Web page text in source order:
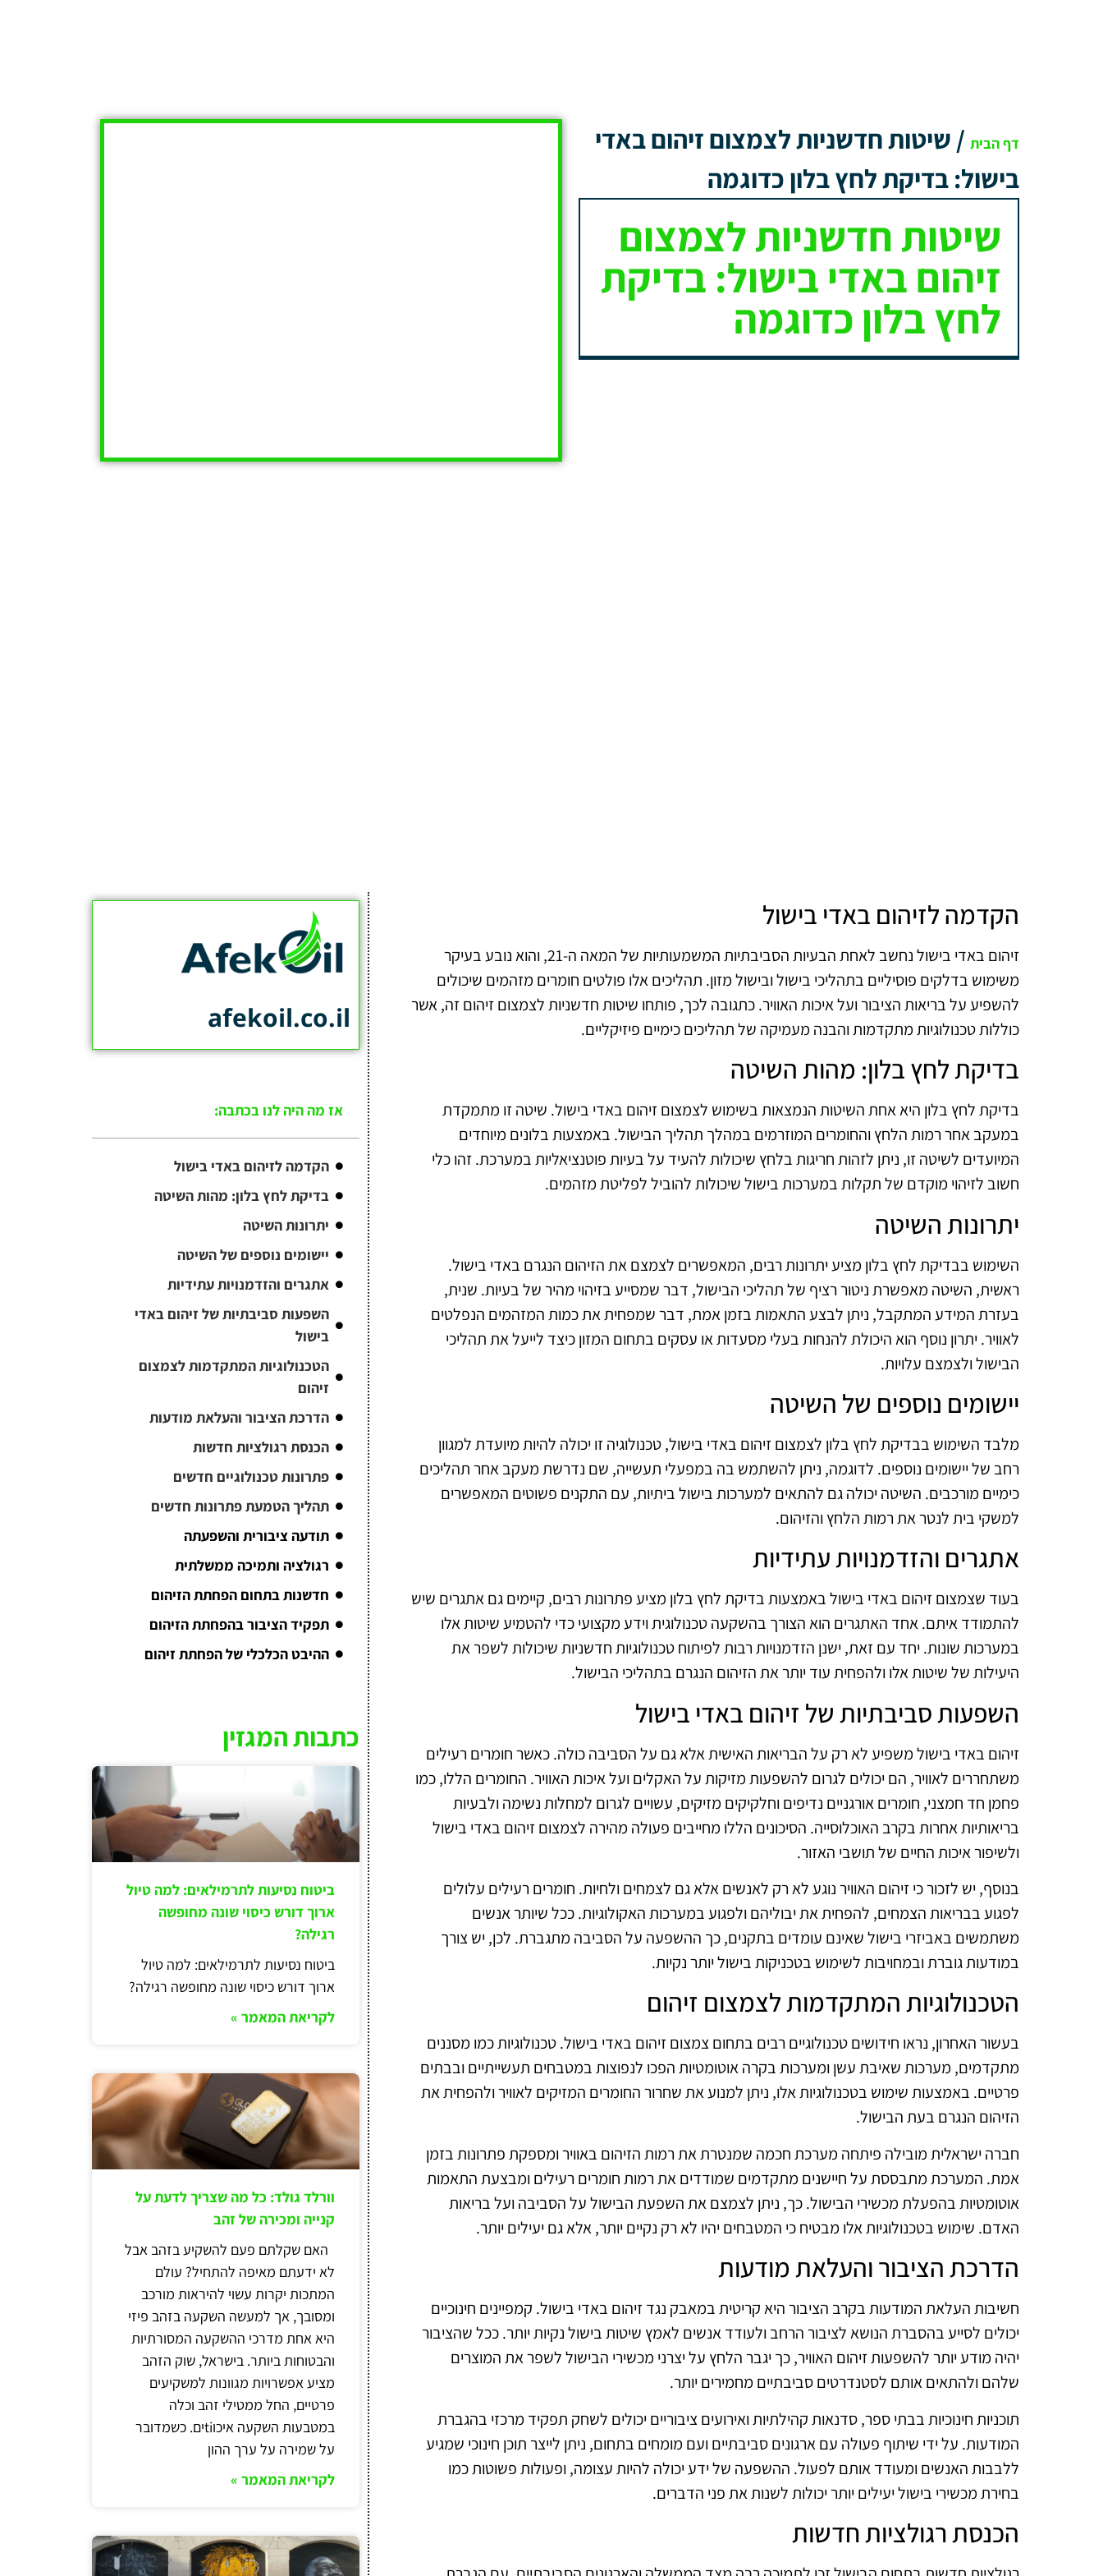
דף הבית /שיטות חדשניות לצמצום זיהום באדי
בישול: בדיקת לחץ בלון כדוגמה
שיטות חדשניות לצמצום
זיהום באדי בישול: בדיקת
לחץ בלון כדוגמה
הקדמה לזיהום באדי בישול
זיהום באדי בישול נחשב לאחת הבעיות הסביבתיות המשמעותיות של המאה ה-21, והוא נובע בעיקר
משימוש בדלקים פוסיליים בתהליכי בישול ובישול מזון. תהליכים אלו פולטים חומרים מזהמים שיכולים
להשפיע על בריאות הציבור ועל איכות האוויר. כתגובה לכך, פותחו שיטות חדשניות לצמצום זיהום זה, אשר
כוללות טכנולוגיות מתקדמות והבנה מעמיקה של תהליכים כימיים פיזיקליים.
בדיקת לחץ בלון: מהות השיטה
בדיקת לחץ בלון היא אחת השיטות הנמצאות בשימוש לצמצום זיהום באדי בישול. שיטה זו מתמקדת
במעקב אחר רמות הלחץ והחומרים המוזרמים במהלך תהליך הבישול. באמצעות בלונים מיוחדים
המיועדים לשיטה זו, ניתן לזהות חריגות בלחץ שיכולות להעיד על בעיות פוטנציאליות במערכת. זהו כלי
חשוב לזיהוי מוקדם של תקלות במערכות בישול שיכולות להוביל לפליטת מזהמים.
יתרונות השיטה
השימוש בבדיקת לחץ בלון מציע יתרונות רבים, המאפשרים לצמצם את הזיהום הנגרם באדי בישול.
ראשית, השיטה מאפשרת ניטור רציף של תהליכי הבישול, דבר שמסייע בזיהוי מהיר של בעיות. שנית,
בעזרת המידע המתקבל, ניתן לבצע התאמות בזמן אמת, דבר שמפחית את כמות המזהמים הנפלטים
לאוויר. יתרון נוסף הוא היכולת להנחות בעלי מסעדות או עסקים בתחום המזון כיצד לייעל את תהליכי
הבישול ולצמצם עלויות.
יישומים נוספים של השיטה
מלבד השימוש בבדיקת לחץ בלון לצמצום זיהום באדי בישול, טכנולוגיה זו יכולה להיות מיועדת למגוון
רחב של יישומים נוספים. לדוגמה, ניתן להשתמש בה במפעלי תעשייה, שם נדרשת מעקב אחר תהליכים
כימיים מורכבים. השיטה יכולה גם להתאים למערכות בישול ביתיות, עם התקנים פשוטים המאפשרים
למשקי בית לנטר את רמות הלחץ והזיהום.
אתגרים והזדמנויות עתידיות
בעוד שצמצום זיהום באדי בישול באמצעות בדיקת לחץ בלון מציע פתרונות רבים, קיימים גם אתגרים שיש
להתמודד איתם. אחד האתגרים הוא הצורך בהשקעה טכנולוגית וידע מקצועי כדי להטמיע שיטות אלו
במערכות שונות. יחד עם זאת, ישנן הזדמנויות רבות לפיתוח טכנולוגיות חדשניות שיכולות לשפר את
היעילות של שיטות אלו ולהפחית עוד יותר את הזיהום הנגרם בתהליכי הבישול.
השפעות סביבתיות של זיהום באדי בישול
זיהום באדי בישול משפיע לא רק על הבריאות האישית אלא גם על הסביבה כולה. כאשר חומרים רעילים
משתחררים לאוויר, הם יכולים לגרום להשפעות מזיקות על האקלים ועל איכות האוויר. החומרים הללו, כמו
פחמן חד חמצני, חומרים אורגניים נדיפים וחלקיקים מזיקים, עשויים לגרום למחלות נשימה ולבעיות
בריאותיות אחרות בקרב האוכלוסייה. הסיכונים הללו מחייבים פעולה מהירה לצמצום זיהום באדי בישול
ולשיפור איכות החיים של תושבי האזור.
בנוסף, יש לזכור כי זיהום האוויר נוגע לא רק לאנשים אלא גם לצמחים ולחיות. חומרים רעילים עלולים
לפגוע בבריאות הצמחים, להפחית את יבוליהם ולפגוע במערכות האקולוגיות. ככל שיותר אנשים
משתמשים באביזרי בישול שאינם עומדים בתקנים, כך ההשפעה על הסביבה מתגברת. לכן, יש צורך
במודעות גוברת ובמחויבות לשימוש בטכניקות בישול יותר נקיות.
הטכנולוגיות המתקדמות לצמצום זיהום
בעשור האחרון, נראו חידושים טכנולוגיים רבים בתחום צמצום זיהום באדי בישול. טכנולוגיות כמו מסננים
מתקדמים, מערכות שאיבת עשן ומערכות בקרה אוטומטיות הפכו לנפוצות במטבחים תעשייתיים ובבתים
פרטיים. באמצעות שימוש בטכנולוגיות אלו, ניתן למנוע את שחרור החומרים המזיקים לאוויר ולהפחית את
הזיהום הנגרם בעת הבישול.
חברה ישראלית מובילה פיתחה מערכת חכמה שמנטרת את רמות הזיהום באוויר ומספקת פתרונות בזמן
אמת. המערכת מתבססת על חיישנים מתקדמים שמודדים את רמות חומרים רעילים ומבצעת התאמות
אוטומטיות בהפעלת מכשירי הבישול. כך, ניתן לצמצם את השפעת הבישול על הסביבה ועל בריאות
האדם. שימוש בטכנולוגיות אלו מבטיח כי המטבחים יהיו לא רק נקיים יותר, אלא גם יעילים יותר.
הדרכת הציבור והעלאת מודעות
חשיבות העלאת המודעות בקרב הציבור היא קריטית במאבק נגד זיהום באדי בישול. קמפיינים חינוכיים
יכולים לסייע בהסברת הנושא לציבור הרחב ולעודד אנשים לאמץ שיטות בישול נקיות יותר. ככל שהציבור
יהיה מודע יותר להשפעות זיהום האוויר, כך יגבר הלחץ על יצרני מכשירי הבישול לשפר את המוצרים
שלהם ולהתאים אותם לסטנדרטים סביבתיים מחמירים יותר.
תוכניות חינוכיות בבתי ספר, סדנאות קהילתיות ואירועים ציבוריים יכולים לשחק תפקיד מרכזי בהגברת
המודעות. על ידי שיתוף פעולה עם ארגונים סביבתיים ועם מומחים בתחום, ניתן לייצר תוכן חינוכי שמגיע
ללבבות האנשים ומעודד אותם לפעול. ההשפעה של ידע יכולה להיות עצומה, ופעולות פשוטות כמו
בחירת מכשירי בישול יעילים יותר יכולות לשנות את פני הדברים.
הכנסת רגולציות חדשות
afekoil.co.il
אז מה היה לנו בכתבה:
הקדמה לזיהום באדי בישול
בדיקת לחץ בלון: מהות השיטה
יתרונות השיטה
יישומים נוספים של השיטה
אתגרים והזדמנויות עתידיות
השפעות סביבתיות של זיהום באדי
בישול
הטכנולוגיות המתקדמות לצמצום
זיהום
הדרכת הציבור והעלאת מודעות
הכנסת רגולציות חדשות
פתרונות טכנולוגיים חדשים
תהליך הטמעת פתרונות חדשים
תודעה ציבורית והשפעתה
רגולציה ותמיכה ממשלתית
חדשנות בתחום הפחתת הזיהום
תפקיד הציבור בהפחתת הזיהום
ההיבט הכלכלי של הפחתת זיהום
כתבות המגזין
ביטוח נסיעות לתרמילאים: למה טיול
ארוך דורש כיסוי שונה מחופשה
רגילה?
ביטוח נסיעות לתרמילאים: למה טיול
ארוך דורש כיסוי שונה מחופשה רגילה?
לקריאת המאמר »
וורלד גולד: כל מה שצריך לדעת על
קנייה ומכירה של זהב
האם שקלתם פעם להשקיע בזהב אבל
לא ידעתם מאיפה להתחיל? עולם
המתכות יקרות עשוי להיראות מורכב
ומסובך, אך למעשה השקעה בזהב פיזי
היא אחת מדרכי ההשקעה המסורתיות
והבטוחות ביותר. בישראל, שוק הזהב
מציע אפשרויות מגוונות למשקיעים
פרטיים, החל ממטילי זהב וכלה
במטבעות השקעה איכוtiים. כשמדובר
על שמירה על ערך ההון
לקריאת המאמר »